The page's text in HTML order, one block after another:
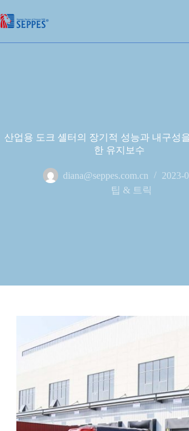
산업용 도크 셸터의 장기적 성능과 내구성
한 유지보수
diana@seppes.com.cn
2023-
팁 & 트릭